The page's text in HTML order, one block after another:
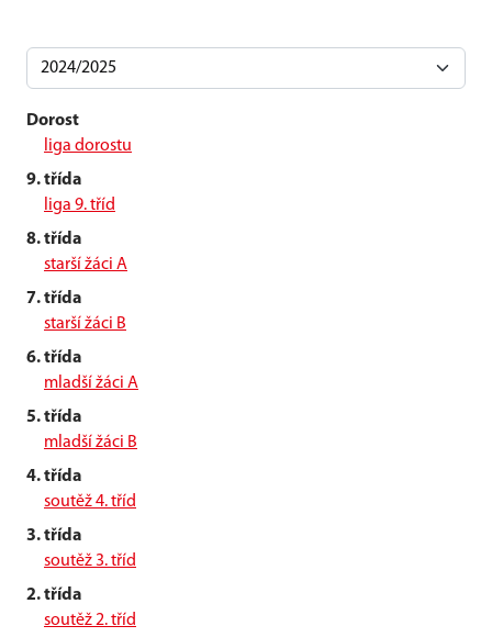
Dorost
liga dorostu
9. třída
liga 9. tříd
8. třída
starší žáci A
7. třída
starší žáci B
6. třída
mladší žáci A
5. třída
mladší žáci B
4. třída
soutěž 4. tříd
3. třída
soutěž 3. tříd
2. třída
soutěž 2. tříd